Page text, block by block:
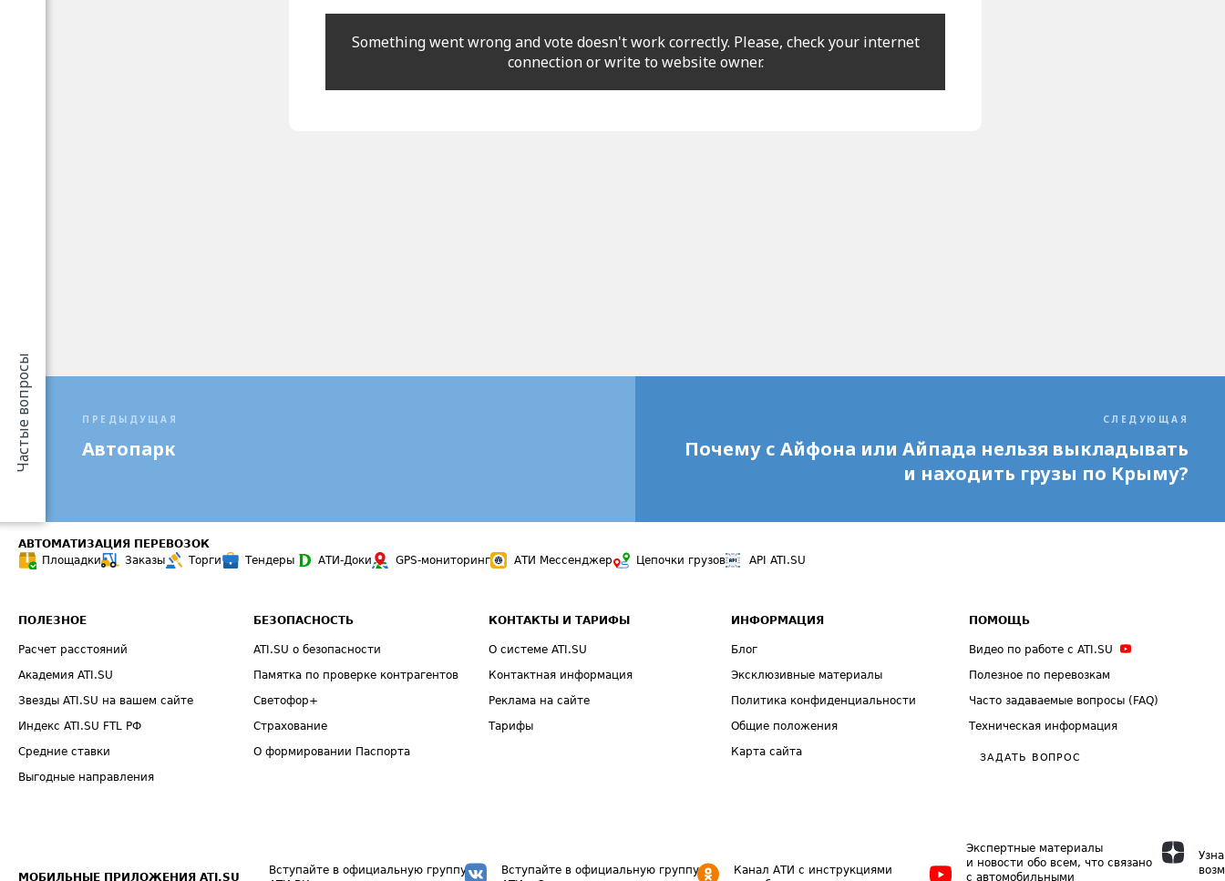
Частые вопросы
Something went wrong and vote doesn't work correctly. Please, check your internet
connection or write to website owner.
ПРЕДЫДУЩАЯ
Автопарк
СЛЕДУЮЩАЯ
Почему с Айфона или Айпада нельзя выкладывать
и находить грузы по Крыму?
АВТОМАТИЗАЦИЯ ПЕРЕВОЗОК
Площадки
Заказы Торги Тендеры АТИ-Доки GPS-мониторинг АТИ Мессенджер Цепочки грузов API ATI.SU
ПОЛЕЗНОЕ
Расчет расстояний
Академия ATI.SU
Звезды ATI.SU на вашем сайте
Индекс ATI.SU FTL РФ
Средние ставки
Выгодные направления
БЕЗОПАСНОСТЬ
ATI.SU о безопасности
Памятка по проверке контрагентов
Светофор+
Страхование
О формировании Паспорта
КОНТАКТЫ И ТАРИФЫ
О системе ATI.SU
Контактная информация
Реклама на сайте
Тарифы
ИНФОРМАЦИЯ
Блог
Эксклюзивные материалы
Политика конфиденциальности
Общие положения
Карта сайта
ПОМОЩЬ
Видео по работе с ATI.SU
Полезное по перевозкам
Часто задаваемые вопросы (FAQ)
Техническая информация
ЗАДАТЬ ВОПРОС
МОБИЛЬНЫЕ ПРИЛОЖЕНИЯ ATI.SU
Вступайте в официальную группу
Вступайте в официальную группу
Канал АТИ с инструкциями
Экспертные материалы
и новости обо всем, что связано
с автомобильными